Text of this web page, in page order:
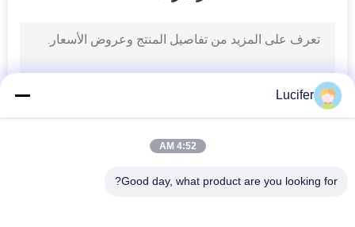
أكياس الفقاعة القابلة
12
Lucifer
4:52 AM
Good day, what product are you looking for?